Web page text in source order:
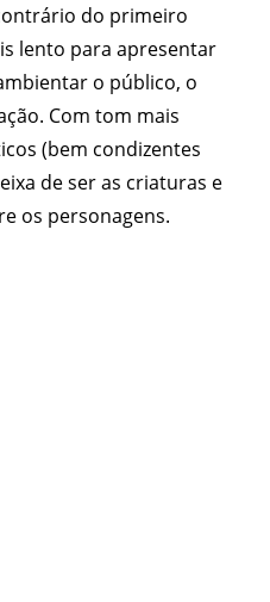
do primeiro
lento para apresentar
o público, o
Com tom mais
(bem condizentes
de ser as criaturas e
os personagens.